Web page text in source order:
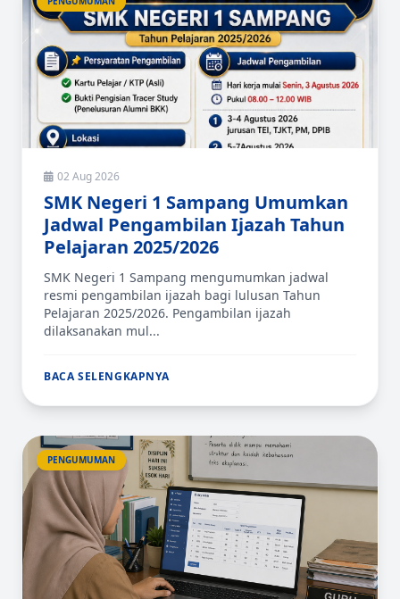
02 Aug 2026
SMK Negeri 1 Sampang Umumkan
Jadwal Pengambilan Ijazah Tahun
Pelajaran 2025/2026
SMK Negeri 1 Sampang mengumumkan jadwal
resmi pengambilan ijazah bagi lulusan Tahun
Pelajaran 2025/2026. Pengambilan ijazah
dilaksanakan mul...
BACA SELENGKAPNYA
PENGUMUMAN